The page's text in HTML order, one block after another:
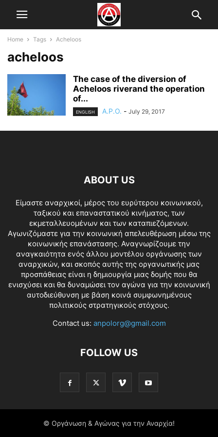
Home Tags Acheloos
acheloos
The case of the diversion of
Acheloos riverand the operation
of...
ENGLISH A.P.O. - July 29, 2017
ABOUT US
Είμαστε αναρχικοί, μέρος του ευρύτερου κοινωνικού,
ταξικού και επαναστατικού κινήματος, των
εκμεταλλευομένων και των καταπιεζόμενων.
Αγωνιζόμαστε για την κοινωνική απελευθέρωση μέσω της
κοινωνικής επανάστασης. Αναγνωρίζουμε την
αναγκαιότητα ενός άλλου μοντέλου οργάνωσης των
αναρχικών, και σκοπός αυτής της οργανωτικής μας
προσπάθειας είναι η δημιουργία μιας δομής που θα
ενισχύσει και θα δυναμώσει τον αγώνα για την κοινωνική
αυτοδιεύθυνση με βάση κοινά συμφωνημένους
πολιτικούς στρατηγικούς στόχους.
Contact us: anpolorg@gmail.com
FOLLOW US
© Οργάνωση & Αγώνας για την Αναρχία!